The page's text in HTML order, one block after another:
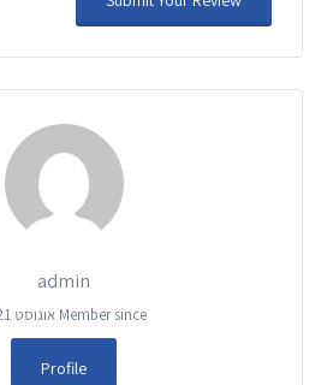
admin
Member since אוגוסט 2021
Profile